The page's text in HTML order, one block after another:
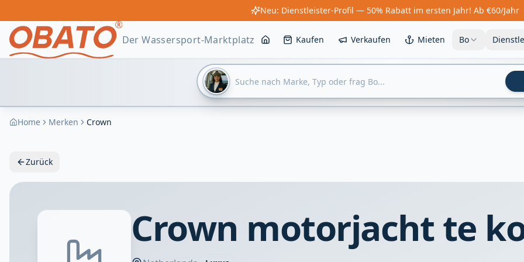
Neu: Dienstleister-Profil — 50% Rabatt im ersten Jahr! Ab €60/Jahr
Der Wassersport-Marktplatz Kaufen Verkaufen Mieten Bo
Home Merken Crown
Zurück
Crown motorjacht te